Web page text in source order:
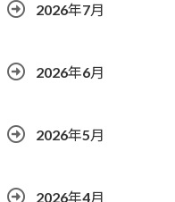
2026年7月
2026年6月
2026年5月
2026年4月